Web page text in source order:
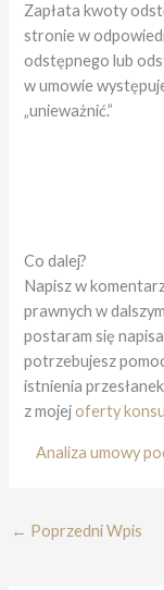
Zapłata kwoty
stronie w
odstępnego lub
w umowie
„unieważnić.”
Co dalej?
Napisz w
prawnych w
postaram się
potrzebujesz
istnienia
z mojejoferty
Analiza umowy
← Poprzedni Wpis